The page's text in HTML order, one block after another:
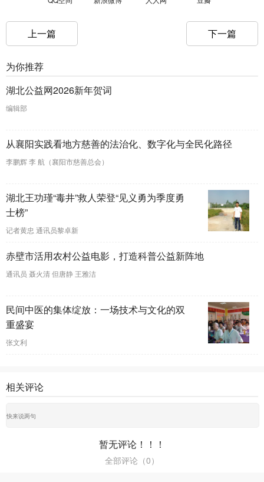
上一篇 下一篇
为你推荐
湖北公益网2026新年贺词
编辑部
从襄阳实践看地方慈善的法治化、数字化与全民化路径
李鹏辉 李 航（襄阳市慈善总会）
湖北王功瑾“毒井”救人荣登“见义勇为季度勇
士榜”
记者黄忠 通讯员黎卓新
赤壁市活用农村公益电影，打造科普公益新阵地
通讯员 聂火清 但唐静 王雅洁
民间中医的集体绽放：一场技术与文化的双
重盛宴
张文利
相关评论
暂无评论！！！
全部评论（0）